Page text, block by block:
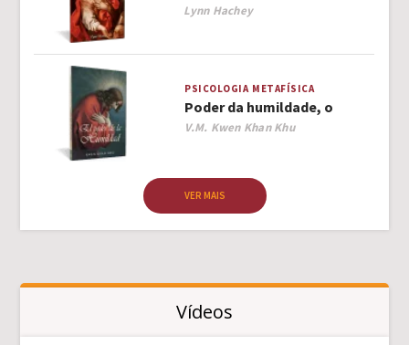
Author
Lynn Hachey
PSICOLOGIA METAFÍSICA
Poder da humildade, o
Author
V.M. Kwen Khan Khu
VER MAIS
Vídeos